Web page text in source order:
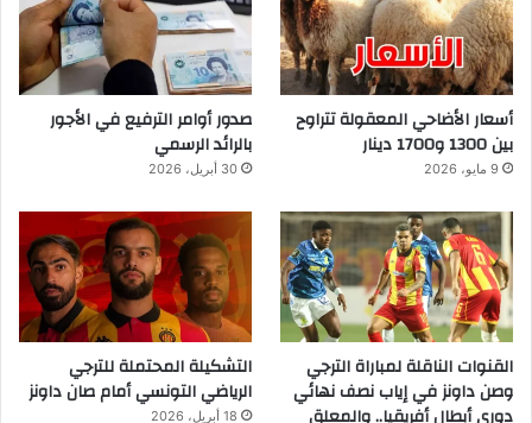
أسعار الأضاحي المعقولة تتراوح
بين 1300 و1700 دينار
9 مايو، 2026
صدور أوامر الترفيع في الأجور
بالرائد الرسمي
30 أبريل، 2026
القنوات الناقلة لمباراة الترجي
وصن داونز في إياب نصف نهائي
دوري أبطال أفريقيا.. والمعلق
التشكيلة المحتملة للترجي
الرياضي التونسي أمام صان داونز
18 أبريل، 2026